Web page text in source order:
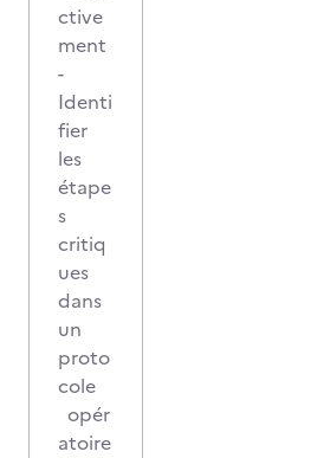
ctive
ment
-
Identi
fier
les
étape
s
critiq
ues
dans
un
proto
cole
opér
atoire